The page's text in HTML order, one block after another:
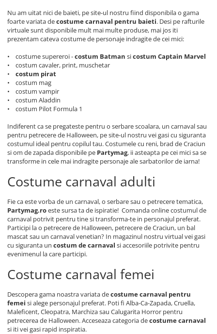
Nu am uitat nici de baieti, pe site-ul nostru fiind disponibila o gama
foarte variata decostume carnaval pentru baieti. Desi pe rafturile
virtuale sunt disponibile mult mai multe produse, mai jos iti
prezentam cateva costume de personaje indragite de cei mici:
• costume supereroi -costum Batman sicostum Captain Marvel
• costum cavaler, print, muschetar
• costum pirat
• costum mag
• costum vampir
• costum Aladdin
• costum Pilot Formula 1
Indiferent ca se pregateste pentru o serbare scoalara, un carnaval sau
pentru petrecere de Halloween, pe site-ul nostru vei gasi cu siguranta
costumul ideal pentru copilul tau. Costumele cu reni, brad de Craciun
si om de zapada disponibile pe Partymag, ii asteapta pe cei mici sa se
transforme in cele mai indragite personaje ale sarbatorilor de iarna!
Costume carnaval adulti
Fie ca este vorba de un carnaval, o serbare sau o petrecere tematica,
Partymag.roeste sursa ta de ispiratie! Comanda online costumul de
carnaval potrivit pentru tine si transforma-te in personajul preferat.
Participi la o petrecere de Halloween, petrecere de Craciun, un bal
mascat sau un carnaval venetian? In magazinul nostru virtual vei gasi
cu siguranta un costum de carnaval si accesoriile potrivite pentru
evenimenul la care participi.
Costume carnaval femei
Descopera gama noastra variata decostume carnaval pentru
femei si alege personajul preferat. Poti fi Alba-Ca-Zapada, Cruella,
Maleficent, Cleopatra, Marchiza sau Calugarita Horror pentru
petrecerea de Halloween. Acceseaza categoria decostume carnaval
si iti vei gasi rapid inspiratia.